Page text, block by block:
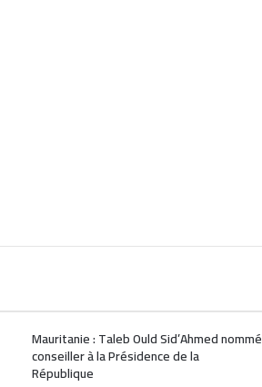
Mauritanie : Taleb Ould Sid’Ahmed nommé
conseiller à la Présidence de la
République